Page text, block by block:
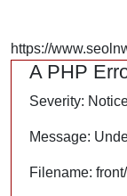
https://
A PHP
Severity:
Message:
Filename: